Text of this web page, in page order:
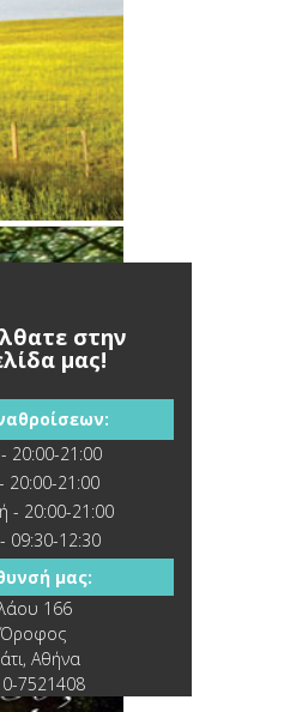
στην
μας!
20:00-21:00
20:00-21:00
- 20:00-21:00
09:30-12:30
μας:
166
Αθήνα
7521408